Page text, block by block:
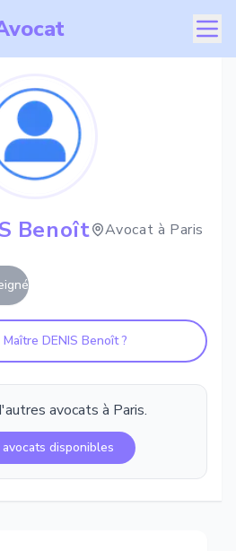
Benoît Avocat à Paris
DENIS Benoît?
avocats à Paris.
disponibles